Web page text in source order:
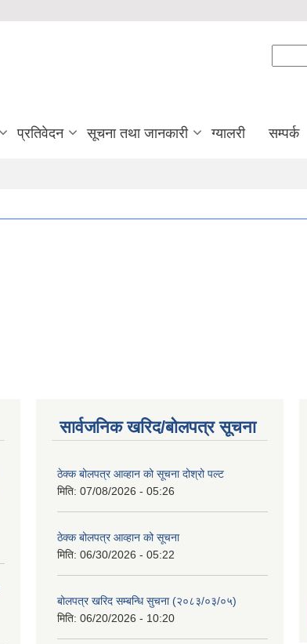
प्रतिवेदन सूचना तथा जानकारी ग्यालरी सम्पर्क
सार्वजनिक खरिद/बोलपत्र सूचना
ठेक्क बोलपत्र आव्हान को सूचना दोश्रो पल्ट
मिति: 07/08/2026 - 05:26
ठेक्क बोलपत्र आव्हान को सूचना
मिति: 06/30/2026 - 05:22
बोलपत्र खरिद सम्बन्धि सुचना (२०८३/०३/०५)
मिति: 06/20/2026 - 10:20